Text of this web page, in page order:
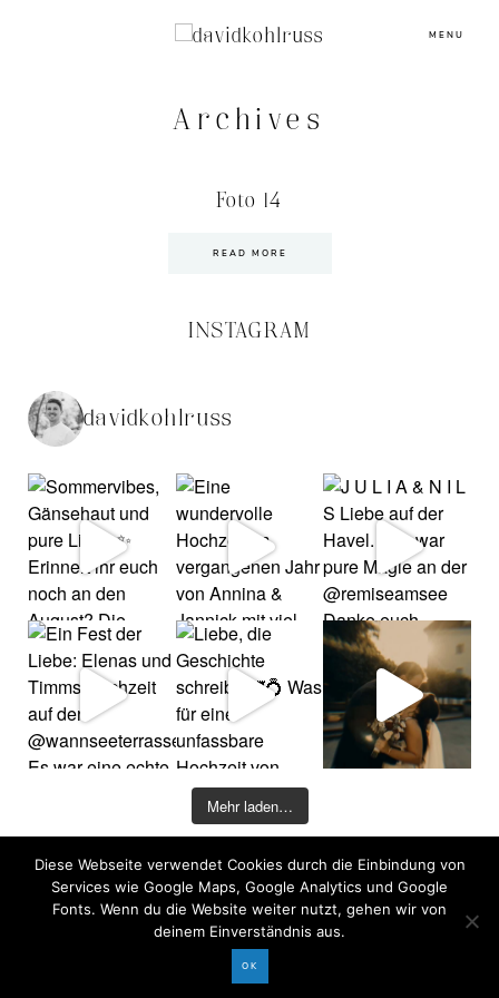
MENU
Archives
Foto 14
READ MORE
INSTAGRAM
davidkohlruss
Mehr laden…
©2026 COPYRIGHT DAVID KOHLRUSS
Impressum Datenschutz
Diese Webseite verwendet Cookies durch die Einbindung von
Services wie Google Maps, Google Analytics und Google
Fonts. Wenn du die Website weiter nutzt, gehen wir von
deinem Einverständnis aus.
OK